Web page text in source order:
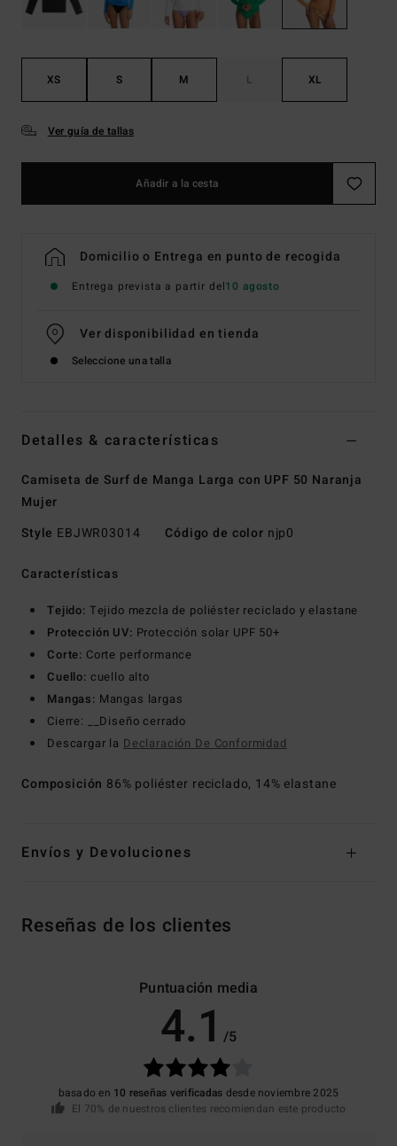
XS S M L XL
Ver guía de tallas
Añadir a la cesta
Domicilio o Entrega en punto de recogida
Entrega prevista a partir del10 agosto
Ver disponibilidad en tienda
Seleccione una talla
Detalles & características
Camiseta de Surf de Manga Larga con UPF 50 Naranja
Mujer
Style EBJWR03014 Código de color njp0
Características
Tejido: Tejido mezcla de poliéster reciclado y elastane
Protección UV: Protección solar UPF 50+
Corte: Corte performance
Cuello: cuello alto
Mangas: Mangas largas
Cierre: __Diseño cerrado
Descargar la Declaración De Conformidad
Composición 86% poliéster reciclado, 14% elastane
Envíos y Devoluciones
Reseñas de los clientes
Puntuación media
4.1 /5
basado en 10 reseñas verificadas desde noviembre 2025
El 70% de nuestros clientes recomiendan este producto